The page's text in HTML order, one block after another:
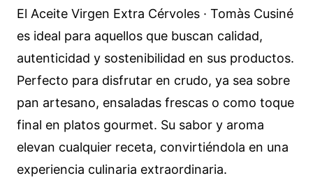
El Aceite Virgen Extra Cérvoles · Tomàs Cusiné
es ideal para aquellos que buscan calidad,
autenticidad y sostenibilidad en sus productos.
Perfecto para disfrutar en crudo, ya sea sobre
pan artesano, ensaladas frescas o como toque
final en platos gourmet. Su sabor y aroma
elevan cualquier receta, convirtiéndola en una
experiencia culinaria extraordinaria.